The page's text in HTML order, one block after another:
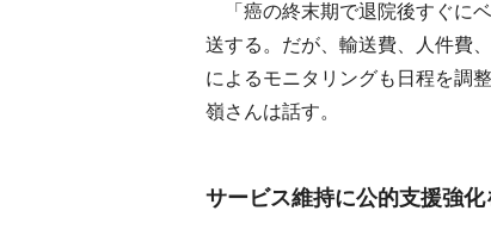
「癌の終末期で退院後すぐに
送する。だが、輸送費、人件費
によるモニタリングも日程を調
嶺さんは話す。
サービス維持に公的支援強化